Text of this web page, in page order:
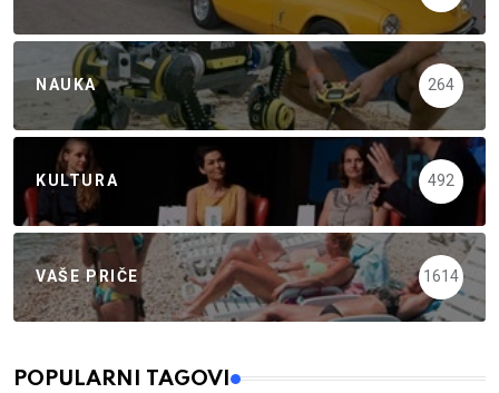
NAUKA 264
KULTURA 492
VAŠE PRIČE 1614
POPULARNI TAGOVI